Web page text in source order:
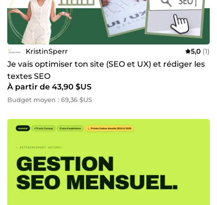
KristinSperr 5,0 (1)
Je vais optimiser ton site (SEO et UX) et rédiger les
textes SEO
À partir de 43,90 $US
Budget moyen : 69,36 $US